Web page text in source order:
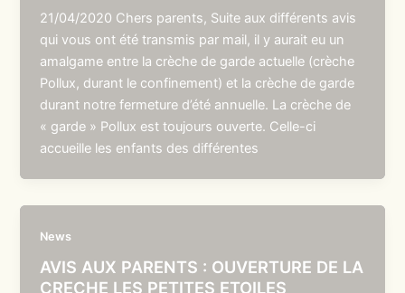
21/04/2020 Chers parents, Suite aux différents avis
qui vous ont été transmis par mail, il y aurait eu un
amalgame entre la crèche de garde actuelle (crèche
Pollux, durant le confinement) et la crèche de garde
durant notre fermeture d’été annuelle. La crèche de
« garde » Pollux est toujours ouverte. Celle-ci
accueille les enfants des différentes
News
AVIS AUX PARENTS : OUVERTURE DE LA
CRECHE LES PETITES ETOILES